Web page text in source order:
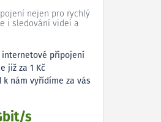
nejen pro rychlý
i sledování videí a
připojení
již za 1 Kč
k nám vyřídíme za vás
s